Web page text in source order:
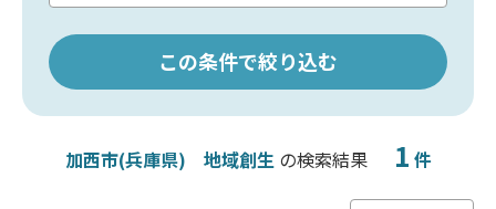
この条件で絞り込む
加西市(兵庫県) 地域創生の検索結果 1 件